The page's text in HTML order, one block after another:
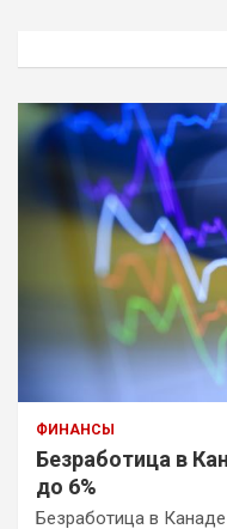
ФИНАНСЫ
Безработица в
до 6%
Безработица в